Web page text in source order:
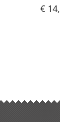
Prijs
€